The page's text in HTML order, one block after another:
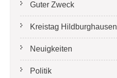
Guter Zweck
Kreistag Hildburghausen
Neuigkeiten
Politik